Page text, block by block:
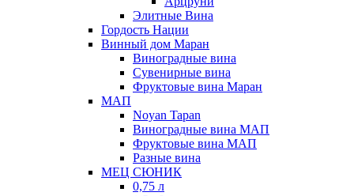
Элитные Вина
Гордость Нации
Винный дом Маран
Виноградные вина
Сувенирные вина
Фруктовые вина Маран
МАП
Noyan Tapan
Виноградные вина МАП
Фруктовые вина МАП
Разные вина
МЕЦ СЮНИК
0,75 л